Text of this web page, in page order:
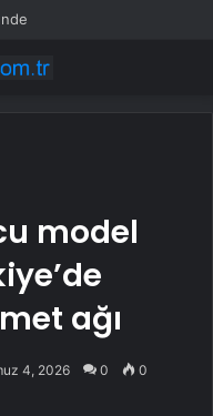
model
ağı
4, 2026 0 0